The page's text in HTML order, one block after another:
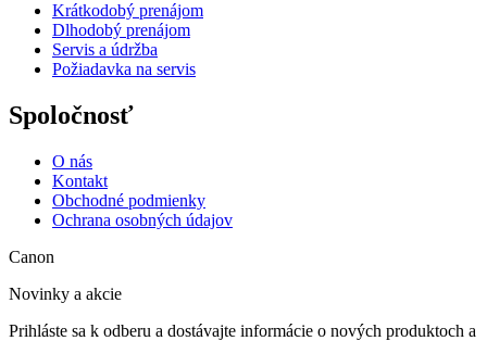
Krátkodobý prenájom
Dlhodobý prenájom
Servis a údržba
Požiadavka na servis
Spoločnosť
O nás
Kontakt
Obchodné podmienky
Ochrana osobných údajov
Canon
Novinky a akcie
Prihláste sa k odberu a dostávajte informácie o nových produktoch a